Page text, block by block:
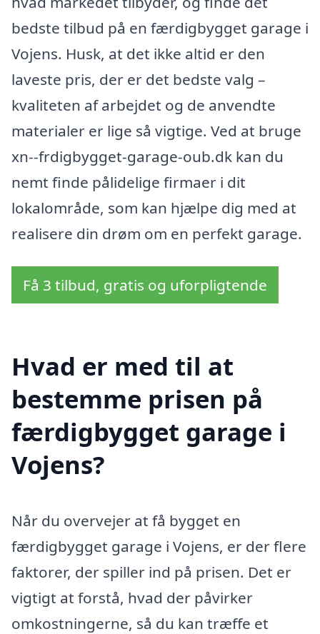
bedste tilbud på en færdigbygget garage i
Vojens. Husk, at det ikke altid er den
laveste pris, der er det bedste valg –
kvaliteten af arbejdet og de anvendte
materialer er lige så vigtige. Ved at bruge
xn--frdigbygget-garage-oub.dk kan du
nemt finde pålidelige firmaer i dit
lokalområde, som kan hjælpe dig med at
realisere din drøm om en perfekt garage.
Få 3 tilbud, gratis og uforpligtende
Hvad er med til at
bestemme prisen på
færdigbygget garage i
Vojens?
Når du overvejer at få bygget en
færdigbygget garage i Vojens, er der flere
faktorer, der spiller ind på prisen. Det er
vigtigt at forstå, hvad der påvirker
omkostningerne, så du kan træffe et